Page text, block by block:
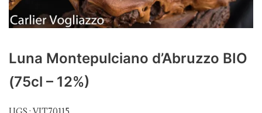
Luna Montepulciano d’Abruzzo BIO
(75cl – 12%)